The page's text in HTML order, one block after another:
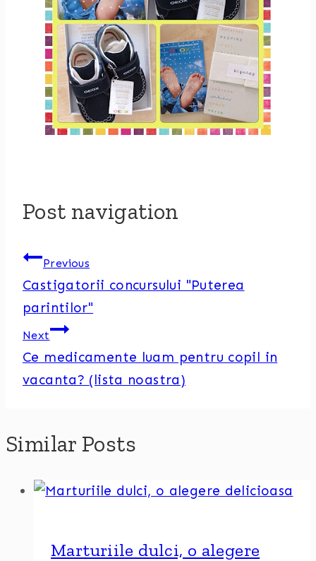
Post navigation
Previous
Castigatorii concursului "Puterea
parintilor"
Next
Ce medicamente luam pentru copil in
vacanta? (lista noastra)
Similar Posts
Marturiile dulci, o alegere